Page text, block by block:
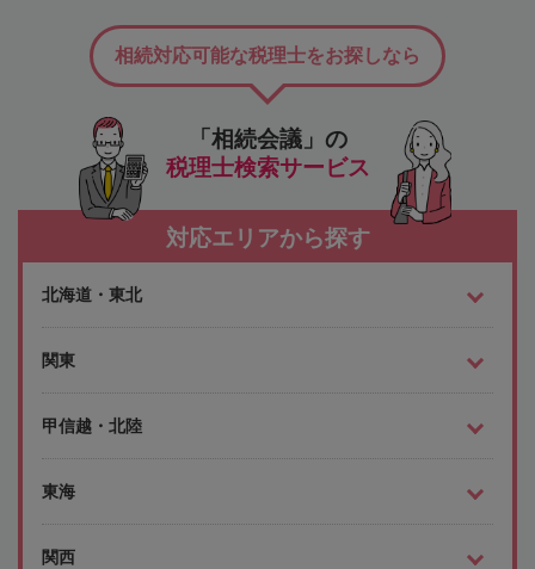
「相続会議」の
税理士検索サービス
相続対応可能な税理士をお探しなら
対応エリアから探す
北海道・東北
関東
甲信越・北陸
東海
関西